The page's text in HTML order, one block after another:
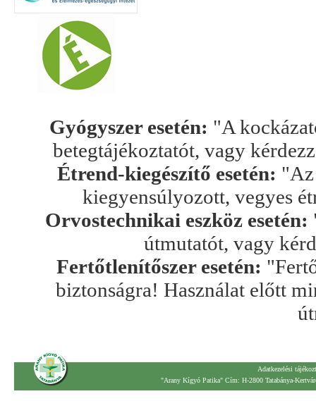
Gyógyszer esetén: "A
betegtájékoztatót, vagy
Étrend-kiegészítő esetén: "Az
kiegyensúlyozott, vegyes
Orvostechnikai eszköz esetén:
útmutatót, vagy
Fertőtlenítőszer esetén:
biztonságra! Használat előtt
Adatkezelési
"Arany Kígyó Patika" Cím: H-2800 Tatabánya-